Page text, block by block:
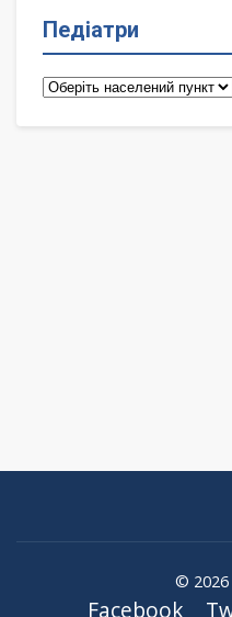
Педіатри
Педіатри
© 2026
Facebook